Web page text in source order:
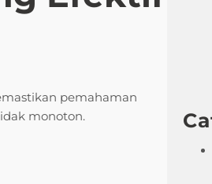
pemahaman
monoton.